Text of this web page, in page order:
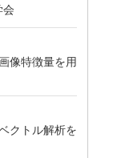
会
像特徴量を用
クトル解析を